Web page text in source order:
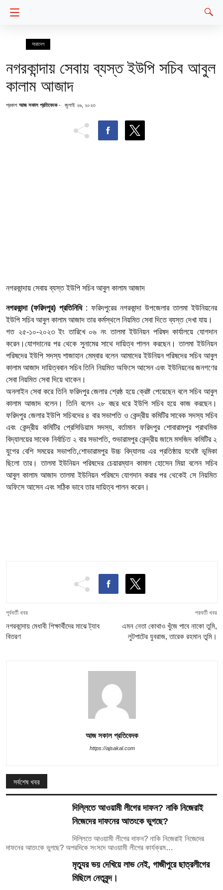
সারাদেশ
নগরকান্দায় সেবায় ব্যস্ত ইউপি সচিব আবুল
কালাম আজাদ
প্রকাশ আজ সকাল প্রতিবেদক - জুলাই ২৬, ২০২৩
নগরকান্দায় সেবায় ব্যস্ত ইউপি সচিব আবুল কালাম আজাদ
নগরকান্দা (ফরিদপুর) প্রতিনিধি: ফরিদপুরের নগরকান্দা উপজেলার তালমা ইউনিয়নের
ইউপি সচিব আবুল কালাম আজাদ তার কর্মস্থলে নিয়মিত সেবা দিতে ব্যস্ত দেখা যায়।
গত ২৫-১০-২০২৩ ইং তারিখে ০৬ নং তালমা ইউনিয়ন পরিষদ কার্যালয়ে যোগদান
করেন।যোগদানের পর থেকে সুনামের সাথে দায়িত্ব পালন করছেন। তালমা ইউনিয়ন
পরিষদের ইউপি সদস্য শাজাহান মেম্বার বলেন আমাদের ইউনিয়ন পরিষদের সচিব আবুল
কালাম আজাদ দায়িত্ববান সচিব তিনি নিয়মিত অফিসে আসেন এবং ইউনিয়নের জনগণের
সেবা নিয়মিত সেবা দিয়ে থাকেন।
অনলাইন সেবা করে তিনি ফরিদপুর জেলার শ্রেষ্ঠ হয়ে ক্রেষ্ট পেয়েছেন বলে সচিব আবুল
কালাম আজাদ বলেন। তিনি বলেন ২৮ বছর ধরে ইউপি সচিব হয়ে কাজ করছেন।
ফরিদপুর জেলার ইউপি সচিবদের ৪ বার সভাপতি ও কেন্দ্রীয় কমিটির সাবেক সদস্য সচিব
এবং কেন্দ্রীয় কমিটির প্রেসিডিয়াম সদস্য, বর্তামান ফরিদপুর শোবারামপুর প্রাথমিক
বিদ্যালয়ের সাবেক নির্বাচিত ২ বার সভাপতি, শুভারামপুর কেন্দ্রীয় জামে মসজিদ কমিটির ২
যুগের বেশি সময়ের সভাপতি,শোভারামপুর উচ্চ বিদ্যালয় এর প্রতিষ্ঠায় যথেষ্ট ভূমিকা
ছিলো তার। তালমা ইউনিয়ন পরিষদের চেয়ারম্যান কামাল হোসেন মিয়া বলেন সচিব
আবুল কালাম আজাদ তালমা ইউনিয়ন পরিষদে যোগদান করার পর থেকেই সে নিয়মিত
অফিসে আসেন এবং সঠিক ভাবে তার দায়িত্ব পালন করেন।
পূর্ববর্তী খবর
নগরকান্দায় মেধাবী শিক্ষার্থীদের মাঝে ট্যাব
বিতরণ
পরবর্তী খবর
এমন নেতা কোথাও খুঁজে পাবে নাকো তুমি,
লুটপাটের যুবরাজ, তারেক রহমান তুমি।
আজ সকাল প্রতিবেদক
https://ajsakal.com
সর্বশেষ খবর
দিল্লিতে আওয়ামী লীগের দাফন? নাকি নিজেরাই
নিজেদের দাফনের আতংকে ভুগছে?
দিল্লিতে আওয়ামী লীগের দাফন? নাকি নিজেরাই নিজেদের
দাফনের আতংকে ভুগছে? অপরদিকে সংসদে আওয়ামী লীগের কার্যক্রম…
মৃত্যুর ভয় দেখিয়ে লাভ নেই, গাজীপুরে ছাত্রলীগের
মিছিলে নেতৃবৃন্দ।